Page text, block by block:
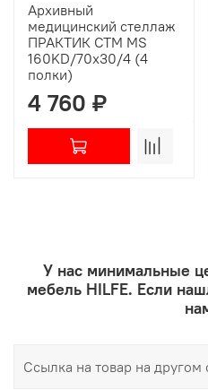
Архивный
медицинский стеллаж
ПРАКТИК СТМ MS
160KD/70х30/4 (4
полки)
4 760 ₽
У нас минимальные
мебель HILFE. Если